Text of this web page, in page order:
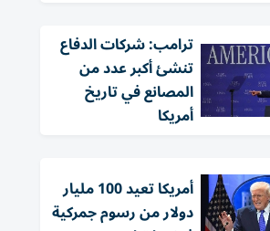
ترامب: شركات الدفاع
تنشئ أكبر عدد من
المصانع في تاريخ
أمريكا
أمريكا تعيد 100 مليار
دولار من رسوم جمركية